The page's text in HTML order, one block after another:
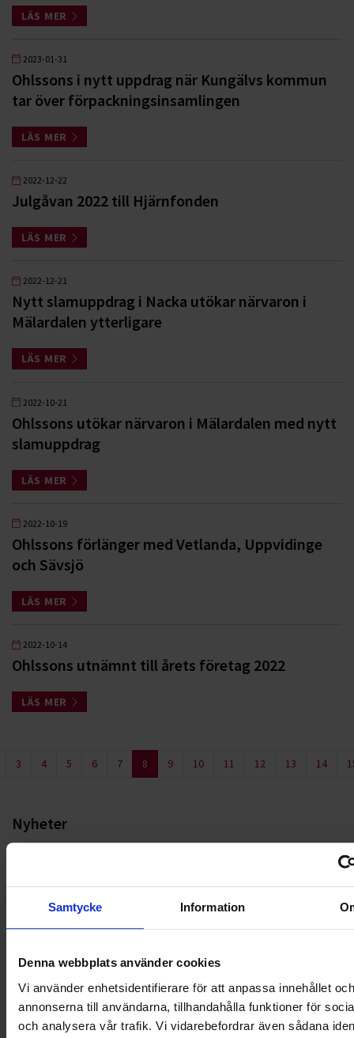
Samtycke Information
Denna webbplats använder cookies
Vi använder enhetsidentifierare för att anpassa innehållet och
annonserna till användarna, tillhandahålla funktioner för
och analysera vår trafik. Vi vidarebefordrar även sådana
LÄS MER
2023-01-31
Ohlssons i nytt uppdrag när Kungälvs kommun
tar över förpackningsinsamlingen
LÄS MER
2022-12-22
Julgåvan 2022 till Hjärnfonden
LÄS MER
2022-12-21
Nytt slamuppdrag i Nacka utökar närvaron i
Mälardalen ytterligare
LÄS MER
2022-10-21
Ohlssons utökar närvaron i Mälardalen med nytt
slamuppdrag
LÄS MER
2022-10-19
Ohlssons förlänger med Vetlanda, Uppvidinge
och Sävsjö
LÄS MER
2022-10-14
Ohlssons utnämnt till årets företag 2022
LÄS MER
3 4 5 6 7 8 9 10 11 12 13 14
Nyheter
HÅLLBARHET
OHLSSONS REGION MITT